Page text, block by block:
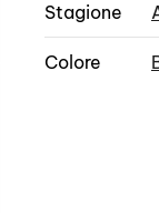
Stagione
Colore